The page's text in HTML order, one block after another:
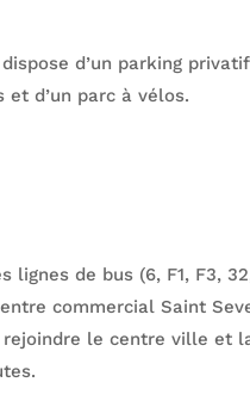
d’un parking
etd’un parc à vélos.
lignes de bus (6, F1, F3,
commercial Saint
rejoindre le centre villeet